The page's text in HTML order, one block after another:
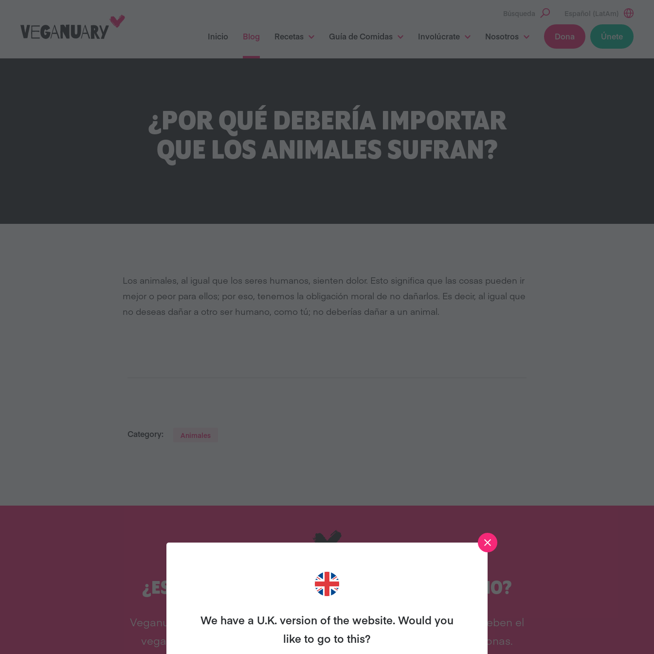
Búsqueda Español (LatAm)
Inicio Blog Recetas Guía de Comidas Involúcrate Nosotros Dona Únete
¿POR QUÉ DEBERÍA IMPORTAR
QUE LOS ANIMALES SUFRAN?
Los animales, al igual que los seres humanos, sienten dolor. Esto significa que las cosas pueden ir
mejor o peor para ellos; por eso, tenemos la obligación moral de no dañarlos. Es decir, al igual que
no deseas dañar a otro ser humano, como tú; no deberías dañar a un animal.
Category: Animales
¿ESTÁS PENSANDO EN PROBAR EL VEGANISMO?
Veganuary inspira y apoya a personas de todo el mundo para que prueben el
veganismo en enero y más allá. Ya han participado millones de personas.
We have a U.K. version of the website. Would you
like to go to this?